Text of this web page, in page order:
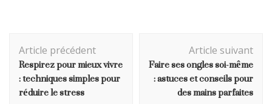
d'article
Article précédent
Respirez pour mieux vivre
: techniques simples pour
réduire le stress
Article suivant
Faire ses ongles soi-même
: astuces et conseils pour
des mains parfaites